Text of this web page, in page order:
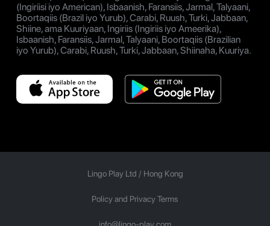
(Ingiriisi iyo American), Isbaanish, Faransiis, Jarmal, Talyaani,
Boortaqiis (Brazil iyo Yurub), Carabi, Ruush, Turki, Jabbaan,
Shiine, ama Kuuriyaan, Ingiriis (Ingiriis iyo Ameerika),
Isbaanish, Faransiis, Jarmal, Talyaani, Boortaqiis (Brazilian
iyo Yurub), Carabi, Ruush, Turki, Jabbaan, Shiinaha, Kuuriya.
Lingo Play Ltd / Hong Kong
Policy and Privacy Terms